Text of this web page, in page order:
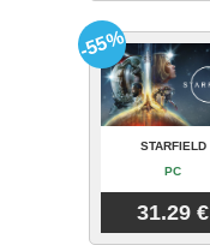
STARFIELD
PC
31.29 €
-55%